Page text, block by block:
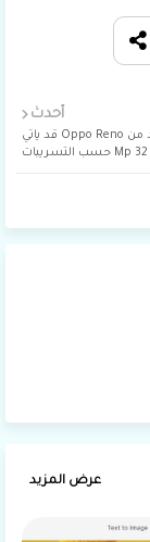
أحدث
هاتف جديد من Oppo Reno قد ياتي
عرض المزيد